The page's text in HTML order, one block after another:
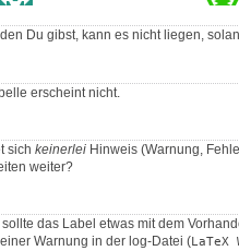
Du gibst, kann es nicht liegen,
erscheint nicht.
sich keinerlei Hinweis (Warnung,
weiter?
das Label etwas mit dem
Warnung in der log-Datei (